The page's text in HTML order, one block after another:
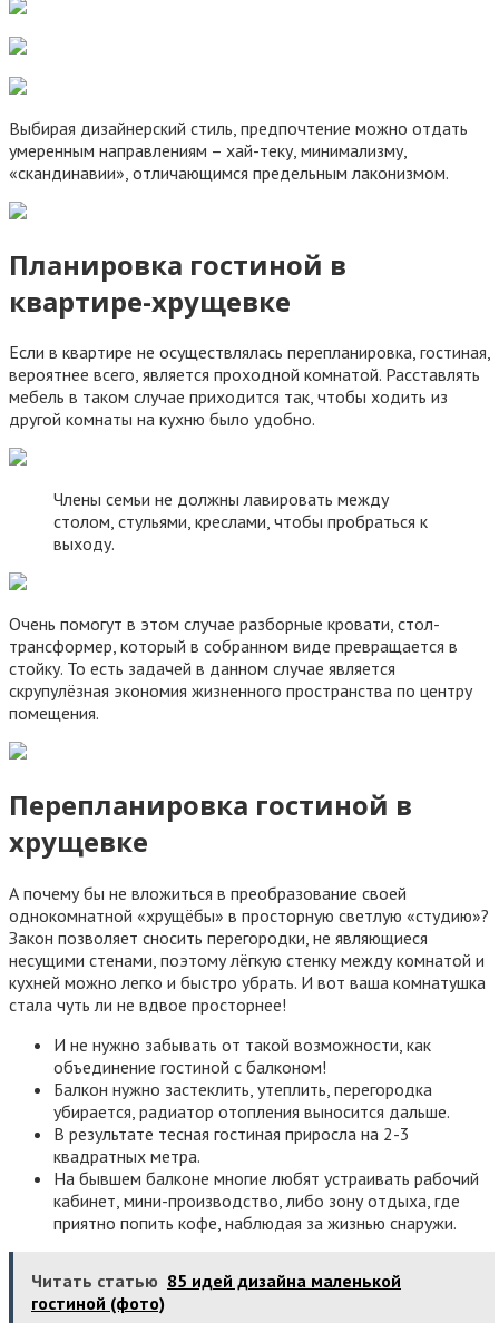
Выбирая дизайнерский стиль, предпочтение можно отдать
умеренным направлениям – хай-теку, минимализму,
«скандинавии», отличающимся предельным лаконизмом.
Планировка гостиной в
квартире-хрущевке
Если в квартире не осуществлялась перепланировка, гостиная,
вероятнее всего, является проходной комнатой. Расставлять
мебель в таком случае приходится так, чтобы ходить из
другой комнаты на кухню было удобно.
Члены семьи не должны лавировать между
столом, стульями, креслами, чтобы пробраться к
выходу.
Очень помогут в этом случае разборные кровати, стол-
трансформер, который в собранном виде превращается в
стойку. То есть задачей в данном случае является
скрупулёзная экономия жизненного пространства по центру
помещения.
Перепланировка гостиной в
хрущевке
А почему бы не вложиться в преобразование своей
однокомнатной «хрущёбы» в просторную светлую «студию»?
Закон позволяет сносить перегородки, не являющиеся
несущими стенами, поэтому лёгкую стенку между комнатой и
кухней можно легко и быстро убрать. И вот ваша комнатушка
стала чуть ли не вдвое просторнее!
И не нужно забывать от такой возможности, как
объединение гостиной с балконом!
Балкон нужно застеклить, утеплить, перегородка
убирается, радиатор отопления выносится дальше.
В результате тесная гостиная приросла на 2-3
квадратных метра.
На бывшем балконе многие любят устраивать рабочий
кабинет, мини-производство, либо зону отдыха, где
приятно попить кофе, наблюдая за жизнью снаружи.
Читать статью 85 идей дизайна маленькой
гостиной (фото)